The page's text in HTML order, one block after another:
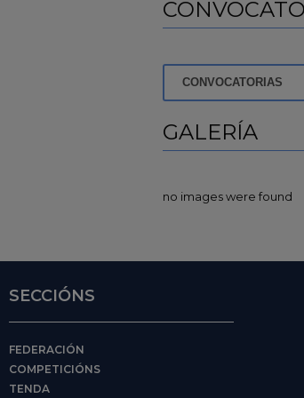
CONVOCATORIAS
GALERÍA
no images were found
SECCIÓNS
FEDERACIÓN
COMPETICIÓNS
TENDA